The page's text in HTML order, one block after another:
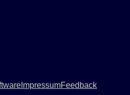
ImpressumFeedback